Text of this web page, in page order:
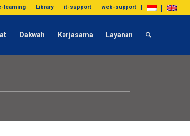
learning Library it-support web-support
Dakwah Kerjasama Layanan